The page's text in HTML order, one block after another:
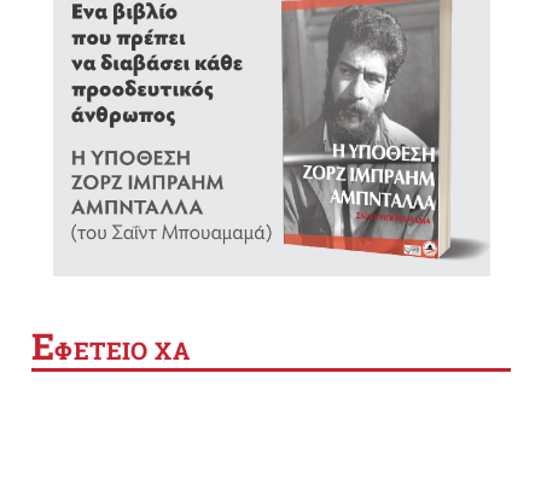
ΕΦΕΤΕΙΟ ΧΑ